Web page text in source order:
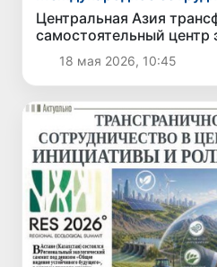
Центральная Азия
самостоятельный центр
роста и логистической
18 мая 2026, 10:45